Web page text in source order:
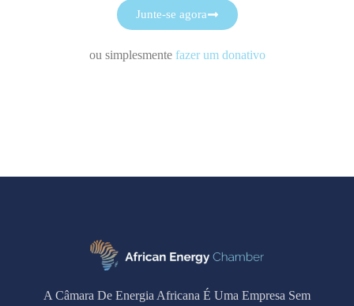
Junte-se agora
ou simplesmente fazer um donativo
A Câmara De Energia Africana É Uma Empresa Sem